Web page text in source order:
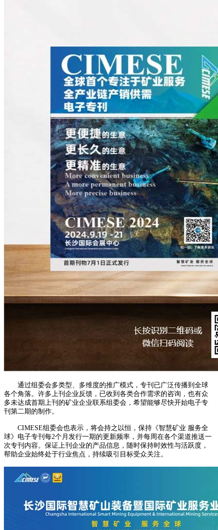
通过组委会多类型、多维度的推广模式，专刊已广泛传播到全球
各个角落。许多上刊企业反馈，已收到各类合作需求的咨询，也有众
多未达成首期上刊的矿业企业联系组委会，希望能够尽快开始电子专
刊第二期的制作。
CIMESE组委会也表示，将会持之以恒，保持《智慧矿业 服务全
球》电子专刊每2个月发行一期的更新频率，并每周在各个渠道推送一
次专刊内容。保证上刊企业的产品信息，随时保持时效性与活跃度，
帮助企业始终处于行业焦点，持续吸引目标受众关注。